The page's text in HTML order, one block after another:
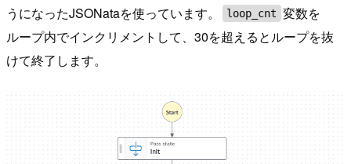
うになったJSONataを使っています。
loop_cnt 変数を
ループ内でインクリメントして、30を超えるとループを抜
けて終了します。